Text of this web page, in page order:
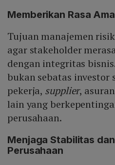
Memberikan Rasa
Tujuan manajemen
agar stakeholder
dengan integritas
bukan sebatas investor
pekerja, supplier,
lain yang
perusahaan.
Menjaga Stabilitas
Perusahaan